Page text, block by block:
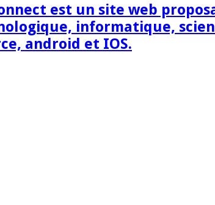
est un site web
informatique,
android et IOS.